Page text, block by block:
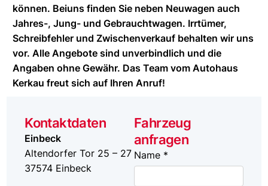
können. Beiuns finden Sie neben Neuwagen auch
Jahres-, Jung- und Gebrauchtwagen. Irrtümer,
Schreibfehler und Zwischenverkauf behalten wir uns
vor. Alle Angebote sind unverbindlich und die
Angaben ohne Gewähr. Das Team vom Autohaus
Kerkau freut sich auf Ihren Anruf!
Kontaktdaten
Einbeck
Altendorfer Tor 25 – 27
37574 Einbeck
Fahrzeug
anfragen
Name *